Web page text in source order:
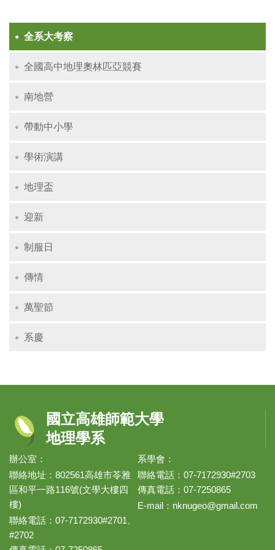
全系大考察
全國高中地理奧林匹亞競賽
南地營
帶動中小學
學術演講
地理盃
迎新
制服日
傳情
萬聖節
系慶
國立高雄師範大學
地理學系
辦公室：
聯絡地址：802561高雄市苓雅
區和平一路116號(文學大樓四
樓)
聯絡電話：07-7172930#2701、
#2702
系學會：
聯絡電話：07-7172930#2703
傳真電話：07-7250865
E-mail： nknugeo@gmail.com